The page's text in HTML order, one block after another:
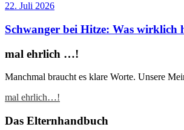
22. Juli 2026
Schwanger bei Hitze: Was wirklich
mal ehrlich …!
Manchmal braucht es klare Worte. Unsere
mal ehrlich…!
Das Elternhandbuch